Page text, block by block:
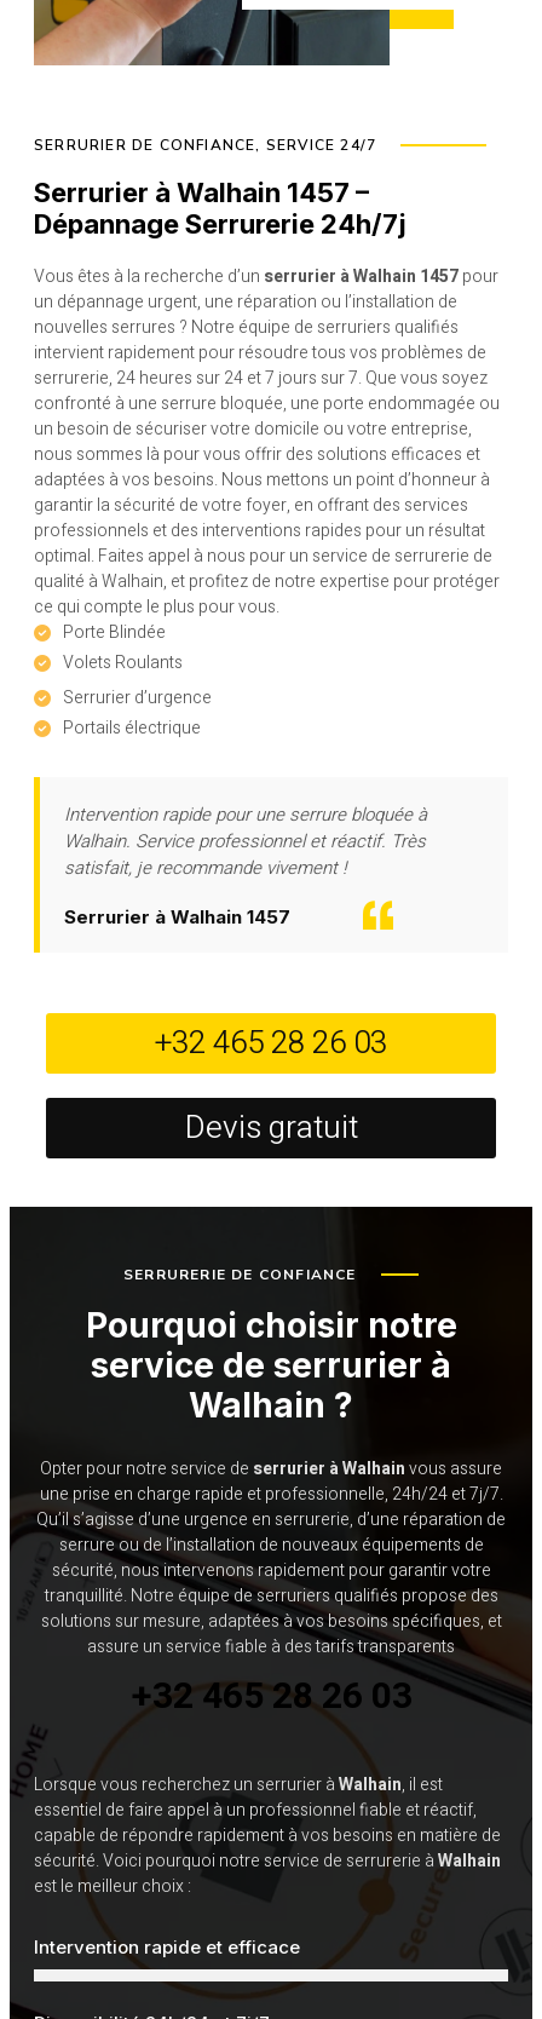
SERRURIER DE CONFIANCE, SERVICE 24/7
Serrurier à Walhain 1457 –
Dépannage Serrurerie 24h/7j
Vous êtes à la recherche d’un serrurier à Walhain 1457pour
un dépannage urgent, une réparation ou l’installation de
nouvelles serrures ? Notre équipe de serruriers qualifiés
intervient rapidement pour résoudre tous vos problèmes de
serrurerie, 24 heures sur 24 et 7 jours sur 7. Que vous soyez
confronté à une serrure bloquée, une porte endommagée ou
un besoin de sécuriser votre domicile ou votre entreprise,
nous sommes là pour vous offrir des solutions efficaces et
adaptées à vos besoins. Nous mettons un point d’honneur à
garantir la sécurité de votre foyer, en offrant des services
professionnels et des interventions rapides pour un résultat
optimal. Faites appel à nous pour un service de serrurerie de
qualité à Walhain, et profitez de notre expertise pour protéger
ce qui compte le plus pour vous.
Porte Blindée
Volets Roulants
Serrurier d’urgence
Portails électrique
Intervention rapide pour une serrure bloquée à
Walhain. Service professionnel et réactif. Très
satisfait, je recommande vivement !
Serrurier à Walhain 1457
+32 465 28 26 03
Devis gratuit
SERRURERIE DE CONFIANCE
Pourquoi choisir notre
service de serrurier à
Walhain ?
Opter pour notre service de serrurier à Walhainvous assure
une prise en charge rapide et professionnelle, 24h/24 et 7j/7.
Qu’il s’agisse d’une urgence en serrurerie, d’une réparation de
serrure ou de l’installation de nouveaux équipements de
sécurité, nous intervenons rapidement pour garantir votre
tranquillité. Notre équipe de serruriers qualifiés propose des
solutions sur mesure, adaptées à vos besoins spécifiques, et
assure un service fiable à des tarifs transparents
+32 465 28 26 03
Lorsque vous recherchez un serrurier àWalhain, il est
essentiel de faire appel à un professionnel fiable et réactif,
capable de répondre rapidement à vos besoins en matière de
sécurité. Voici pourquoi notre service de serrurerie àWalhain
est le meilleur choix :
Intervention rapide et efficace